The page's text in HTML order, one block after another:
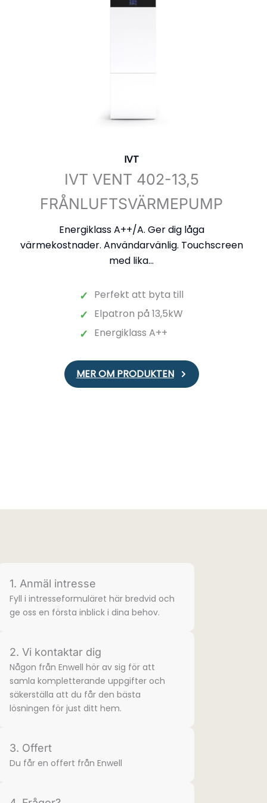
IVT
IVT VENT 402-13,5
FRÅNLUFTSVÄRMEPUMP
Energiklass A++/A. Ger dig låga
värmekostnader. Användarvänlig. Touchscreen
med lika...
✓ Perfekt att byta till
✓ Elpatron på 13,5kW
✓ Energiklass A++
MER OM PRODUKTEN
1. Anmäl intresse
Fyll i intresse­formuläret här bredvid och
ge oss en första inblick i dina behov.
2. Vi kontaktar dig
Någon från Enwell hör av sig för att
samla komplette­rande uppgifter och
säkerställa att du får den bästa
lösningen för just ditt hem.
3. Offert
Du får en offert från Enwell